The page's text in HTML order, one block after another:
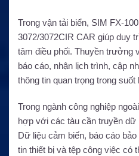
Trong vận tải biển, SIM FX-
3072/3072CIR CAR giúp duy
tâm điều phối. Thuyền trưởng
báo cáo, nhận lịch trình, cập
thông tin quan trọng trong suốt
Trong ngành công nghiệp
hợp với các tàu cần truyền
Dữ liệu cảm biến, báo cáo
tin thiết bị và tệp công việc có